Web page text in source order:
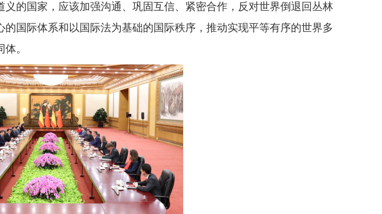
的国家，应该加强沟通、巩固互信、紧密合作，反对世界倒退回丛林
国际体系和以国际法为基础的国际秩序，推动实现平等有序的世界多
。